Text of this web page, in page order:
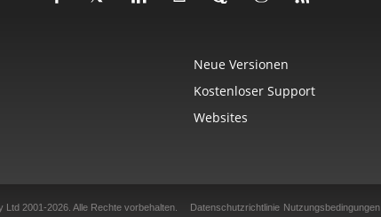
Neue Versionen
Kostenloser Support
Websites
Ltd 2001-2026. Alle Rechte vorbehalten. Datenschutzrichtlinie Nutzungsbedingungen